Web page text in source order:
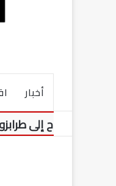
أخبار
إلى طرابزون سبور